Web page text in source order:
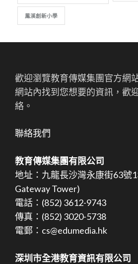
鳳溪創新小學
歡迎瀏覽教育傳媒集團官方網
網站內找到您想要的資訊，歡
絡。
聯絡我們
教育傳媒集團有限公司
地址：九龍長沙灣永康街63號
Gateway Tower)
電話：(852) 3612-9743
傳真：(852) 3020-5738
電郵：cs@edumedia.hk
深圳市全港教育資訊有限公司